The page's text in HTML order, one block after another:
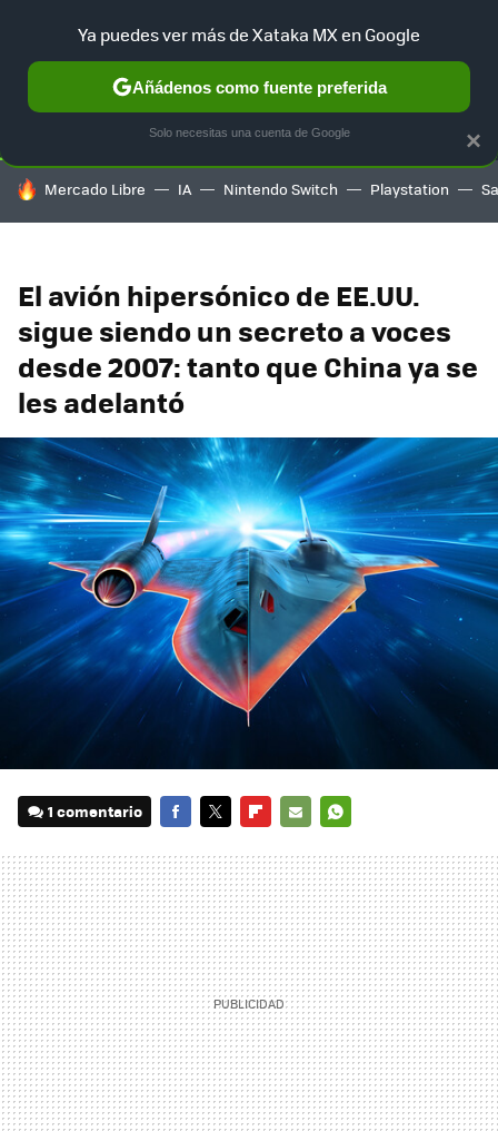
SELECCIÓN GAMING HOME AUTO TERRITORIO
HOY SE HABLA DE
Mercado Libre IA Nintendo Switch Playstation
El avión hipersónico de EE.UU.
sigue siendo un secreto a voces
desde 2007: tanto que China ya se
les adelantó
1 comentario
MAIL
×
Ya puedes ver más de Xataka MX en Google
Añádenos como fuente preferida
Solo necesitas una cuenta de Google